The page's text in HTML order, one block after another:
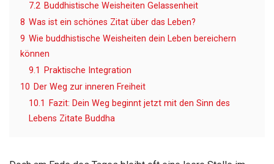
7.2 Buddhistische Weisheiten Gelassenheit
8 Was ist ein schönes Zitat über das Leben?
9 Wie buddhistische Weisheiten dein Leben bereichern
können
9.1
Praktische Integration
10 Der Weg zur inneren Freiheit
10.1
Fazit: Dein Weg beginnt jetzt mit den Sinn des
Lebens Zitate Buddha